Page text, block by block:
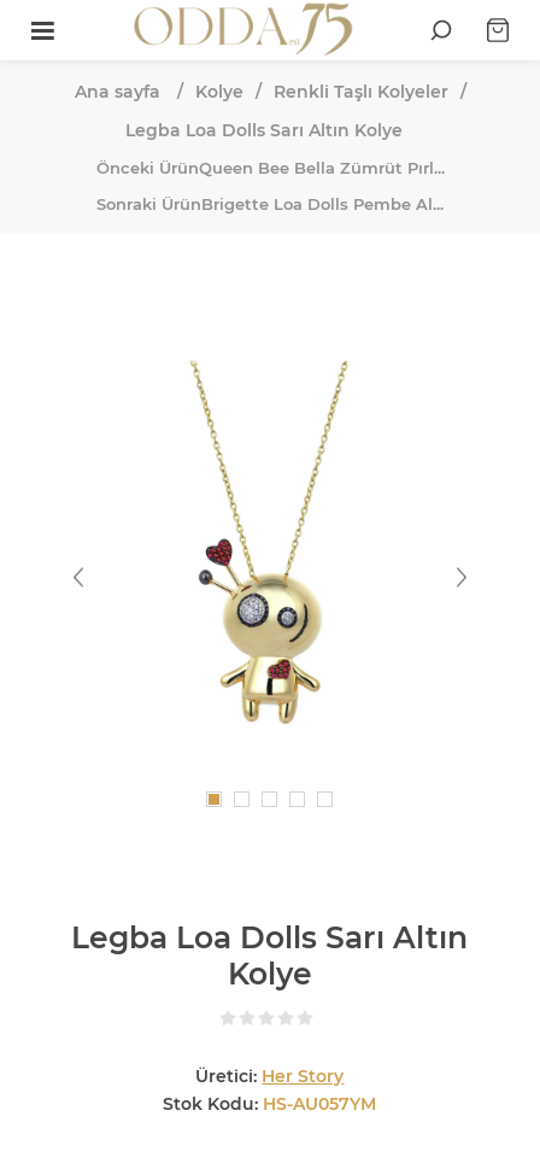
Ana sayfa / Kolye / Renkli Taşlı Kolyeler /
Legba Loa Dolls Sarı Altın Kolye
Önceki ÜrünQueen Bee Bella Zümrüt Pırl...
Sonraki ÜrünBrigette Loa Dolls Pembe Al...
Legba Loa Dolls Sarı Altın
Kolye
Üretici: Her Story
Stok Kodu: HS-AU057YM